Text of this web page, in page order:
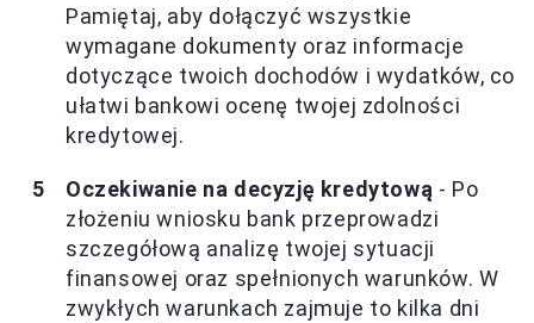
Pamiętaj, aby dołączyć wszystkie
wymagane dokumenty oraz informacje
dotyczące twoich dochodów i wydatków, co
ułatwi bankowi ocenę twojej zdolności
kredytowej.
Oczekiwanie na decyzję kredytową - Po
złożeniu wniosku bank przeprowadzi
szczegółową analizę twojej sytuacji
finansowej oraz spełnionych warunków. W
zwykłych warunkach zajmuje to kilka dni